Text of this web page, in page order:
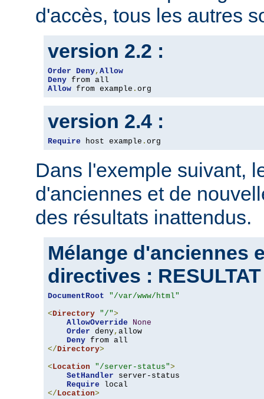
d'accès, tous les autres
version 2.2 :
Order Deny, Allow
Deny
Allow from example . org
version 2.4 :
Require host example . org
Dans l'exemple suivant,
d'anciennes et de
des résultats inattendus.
Mélange d'anciennes
directives :
DocumentRoot
"/var/www/html"
<Directory "/">
AllowOverride
None
Order deny, allow
Deny
</Directory>
<Location "/server-status">
SetHandler server-status
Require
</Location>